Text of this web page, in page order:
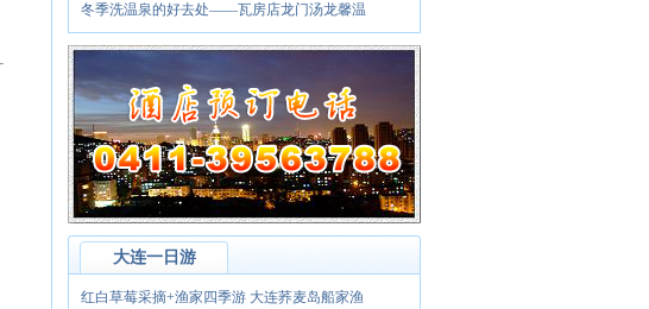
冬季洗温泉的好去处——瓦房店龙门汤龙馨温
大连一日游
红白草莓采摘+渔家四季游 大连荞麦岛船家渔